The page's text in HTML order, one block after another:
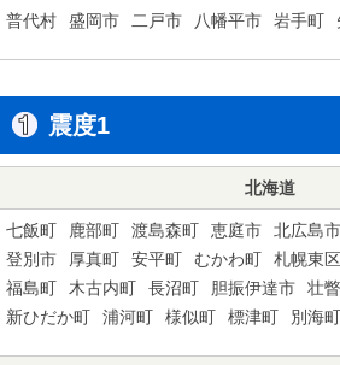
普代村 盛岡市 二戸市 八幡平市 岩手町
震度1
北海道
七飯町 鹿部町 渡島森町 恵庭市 北広島市
登別市
厚真町 安平町 むかわ町 札幌東区
福島町
木古内町 長沼町 胆振伊達市 壮
新ひだか町
浦河町 様似町 標津町 別海町